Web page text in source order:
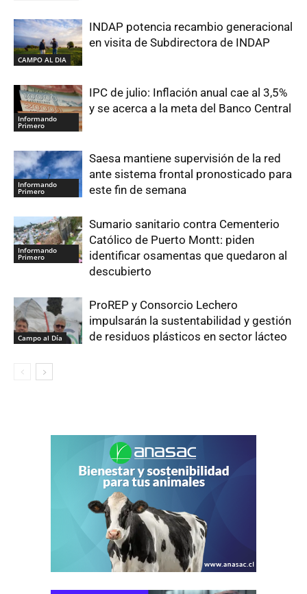
CAMPO AL DIA
INDAP potencia recambio generacional
en visita de Subdirectora de INDAP
Informando
Primero
IPC de julio: Inflación anual cae al 3,5%
y se acerca a la meta del Banco Central
Informando
Primero
Saesa mantiene supervisión de la red
ante sistema frontal pronosticado para
este fin de semana
Informando
Primero
Sumario sanitario contra Cementerio
Católico de Puerto Montt: piden
identificar osamentas que quedaron al
descubierto
Campo al Día
ProREP y Consorcio Lechero
impulsarán la sustentabilidad y gestión
de residuos plásticos en sector lácteo